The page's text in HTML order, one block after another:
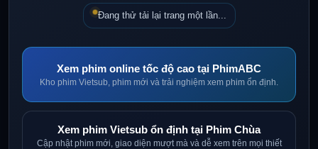
Đang thử tải lại trang một lần...
Xem phim online tốc độ cao tại PhimABC
Kho phim Vietsub, phim mới và trải nghiệm xem phim ổn định.
Xem phim Vietsub ổn định tại Phim Chùa
Cập nhật phim mới, giao diện mượt mà và dễ xem trên mọi thiết